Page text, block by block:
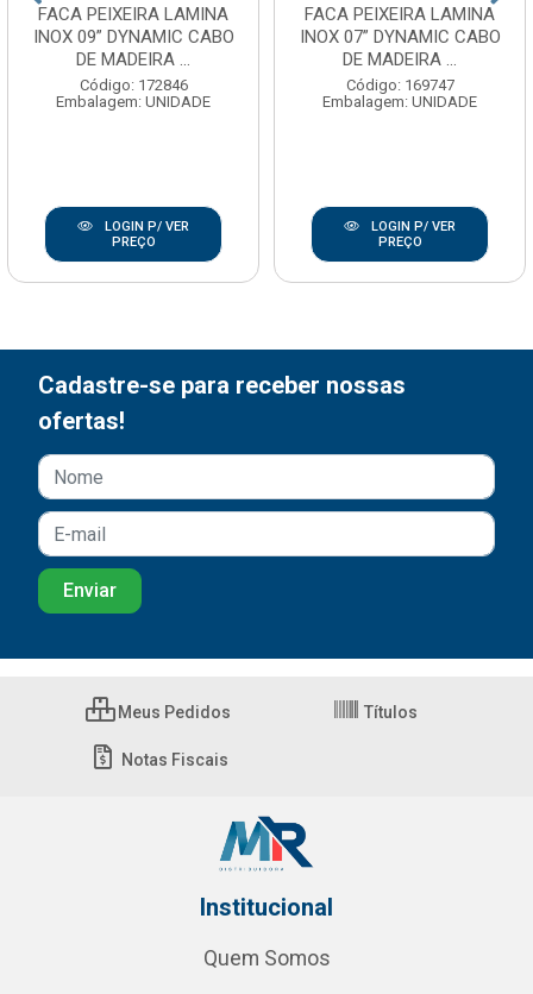
FACA PEIXEIRA LAMINA
INOX 09” DYNAMIC CABO
DE MADEIRA ...
Código: 172846
Embalagem: UNIDADE
LOGIN P/ VER
PREÇO
FACA PEIXEIRA LAMINA
INOX 07” DYNAMIC CABO
DE MADEIRA ...
Código: 169747
Embalagem: UNIDADE
LOGIN P/ VER
PREÇO
Cadastre-se para receber nossas
ofertas!
Meus Pedidos Títulos
Notas Fiscais
Institucional
Quem Somos